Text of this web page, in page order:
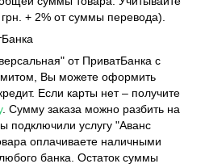
+ 2% от суммы перевода).
от ПриватБанка с
Вы можете оформить
Если карты нет – получите
. Сумму заказа можно разбить на
подключили услугу "Аванс
оплачиваете наличными
банка. Остаток суммы